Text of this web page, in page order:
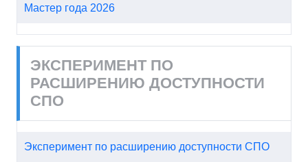
Мастер года 2026
ЭКСПЕРИМЕНТ ПО
РАСШИРЕНИЮ ДОСТУПНОСТИ
СПО
Эксперимент по расширению доступности СПО